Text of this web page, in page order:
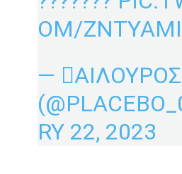
OM/
—
RY 22, 2023